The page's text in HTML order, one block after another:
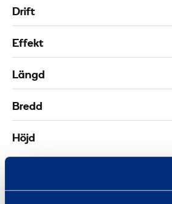
Drift
Effekt
Längd
Bredd
Höjd